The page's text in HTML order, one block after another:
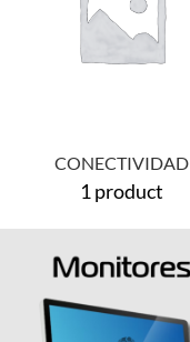
CONECTIVIDAD
1 product